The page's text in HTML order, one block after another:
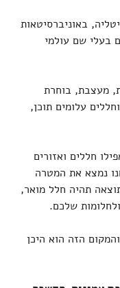
באוניברסיטאות
בעלי שם עולמי
מעצבת, בוחרת
עלומים תוכן,
חללים ואזורים
נמצא את המטרה
תהיה חלל מואר,
שלכם.
הזה הוא היכן